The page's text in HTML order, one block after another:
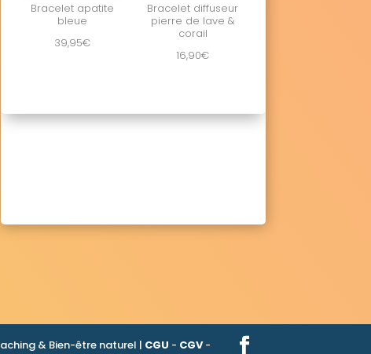
Bracelet apatite
bleue
39,95€
Bracelet diffuseur
pierre de lave &
corail
16,90€
& Bien-être naturel | CGU - CGV-